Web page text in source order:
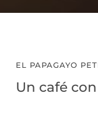
EL PAPAGAYO
Un café